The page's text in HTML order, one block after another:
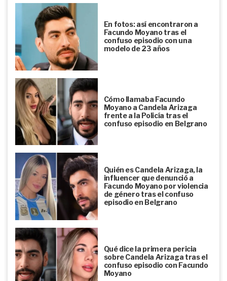
En fotos: así encontraron a
Facundo Moyano tras el
confuso episodio con una
modelo de 23 años
Cómo llamaba Facundo
Moyano a Candela Arizaga
frente a la Policía tras el
confuso episodio en Belgrano
Quién es Candela Arizaga, la
influencer que denunció a
Facundo Moyano por violencia
de género tras el confuso
episodio en Belgrano
Qué dice la primera pericia
sobre Candela Arizaga tras el
confuso episodio con Facundo
Moyano